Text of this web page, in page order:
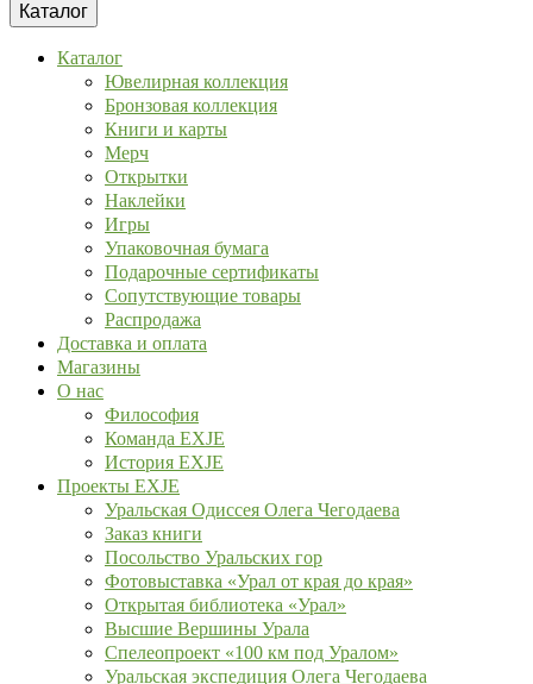
Каталог
Каталог
Ювелирная коллекция
Бронзовая коллекция
Книги и карты
Мерч
Открытки
Наклейки
Игры
Упаковочная бумага
Подарочные сертификаты
Сопутствующие товары
Распродажа
Доставка и оплата
Магазины
О нас
Философия
Команда EXJE
История EXJE
Проекты EXJE
Уральская Одиссея Олега Чегодаева
Заказ книги
Посольство Уральских гор
Фотовыставка «Урал от края до края»
Открытая библиотека «Урал»
Высшие Вершины Урала
Спелеопроект «100 км под Уралом»
Уральская экспедиция Олега Чегодаева